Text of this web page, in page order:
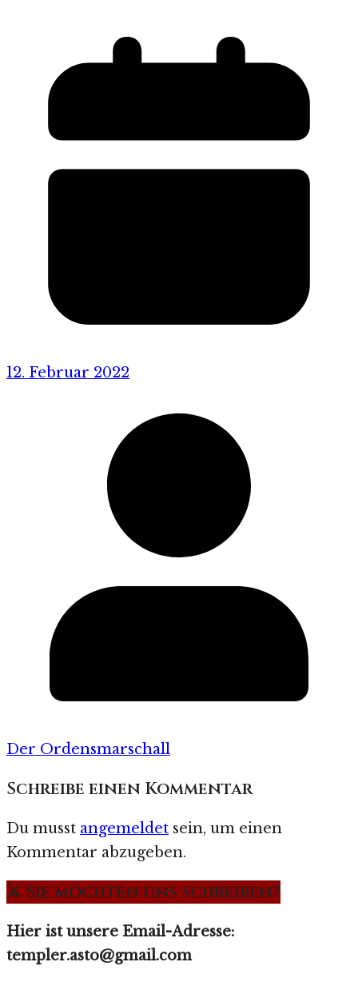
12. Februar 2022
Der Ordensmarschall
Schreibe einen Kommentar
Du musst angemeldet sein, um einen
Kommentar abzugeben.
⚔️ Sie möchten uns schreiben?
Hier ist unsere Email-Adresse:
templer.asto@gmail.com